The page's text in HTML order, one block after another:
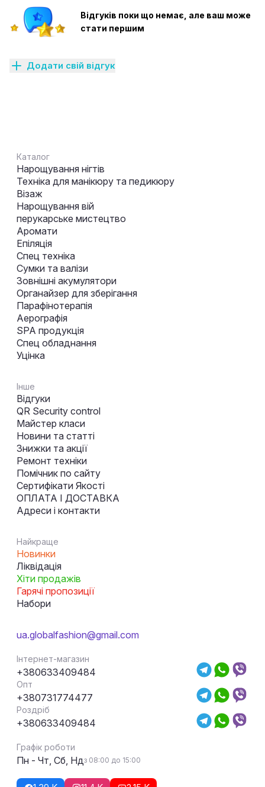
Відгуків поки що немає, але ваш може
стати першим
Додати свій відгук
Каталог
Нарощування нігтів
Техніка для манікюру та педикюру
Візаж
Нарощування вій
перукарське мистецтво
Аромати
Епіляція
Спец техніка
Сумки та валізи
Зовнішні акумулятори
Органайзер для зберігання
Парафінотерапія
Аерографія
SPA продукція
Спец обладнання
Уцінка
Інше
Відгуки
QR Security control
Майстер класи
Новини та статті
Знижки та акції
Ремонт техніки
Помічник по сайту
Сертифікати Якості
ОПЛАТА І ДОСТАВКА
Адреси і контакти
Найкраще
Новинки
Ліквідація
Хіти продажів
Гарячі пропозиції
Набори
ua.globalfashion@gmail.com
Інтернет-магазин
+380633409484
Опт
+380731774477
Роздріб
+380633409484
Графік роботи
Пн - Чт, Сб, Ндз 08:00 до 15:00